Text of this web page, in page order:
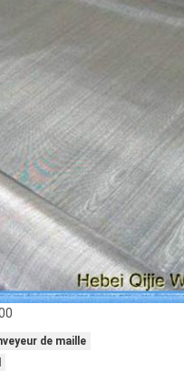
de maille